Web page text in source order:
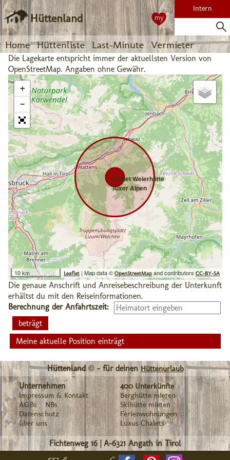
Hüttenland
Home Hüttenliste Last-Minute Vermieter
Intern
my
Die Lagekarte entspricht immer der aktuellsten Version von
OpenStreetMap. Angaben ohne Gewähr.
Chalet Weierhütte
Tuxer Alpen
+
−
10 km Leaflet | Map data © OpenStreetMap and contributors CC-BY-SA
Die genaue Anschrift und Anreisebeschreibung der Unterkunft
erhältst du mit den Reiseinformationen.
Berechnung der Anfahrtszeit:
Meine aktuelle Position einträgt
Hüttenland © - für deinen Hüttenurlaub
Unternehmen
Impressum & Kontakt
AGBs
NBs
Datenschutz
über uns
400 Unterkünfte
Berghütte mieten
Skihütte mieten
Ferienwohnungen
Luxus Chalets
Fichtenweg 16|A-6321 Angath in Tirol